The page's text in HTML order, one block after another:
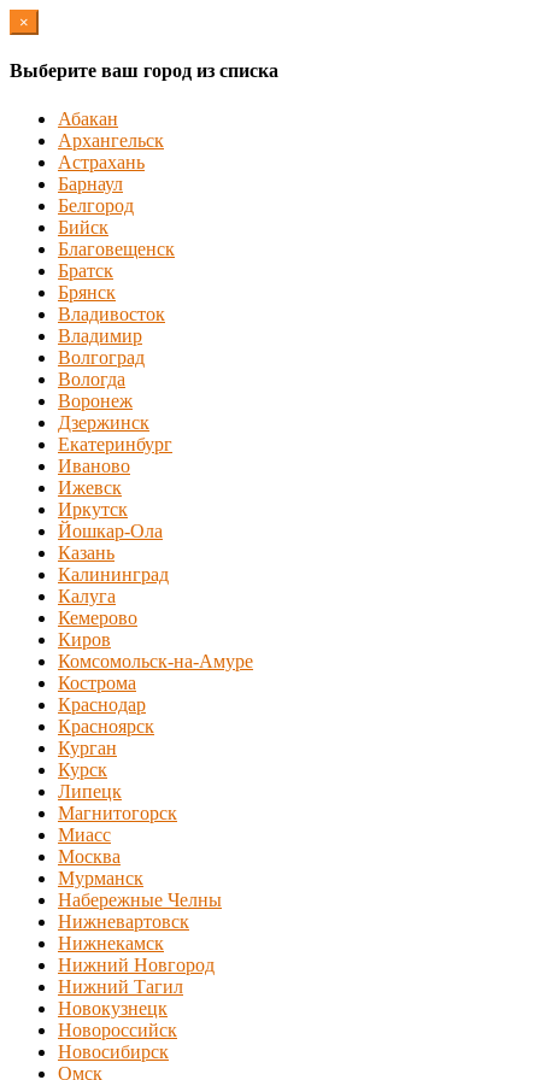
×
Выберите ваш город из списка
Абакан
Архангельск
Астрахань
Барнаул
Белгород
Бийск
Благовещенск
Братск
Брянск
Владивосток
Владимир
Волгоград
Вологда
Воронеж
Дзержинск
Екатеринбург
Иваново
Ижевск
Иркутск
Йошкар-Ола
Казань
Калининград
Калуга
Кемерово
Киров
Комсомольск-на-Амуре
Кострома
Краснодар
Красноярск
Курган
Курск
Липецк
Магнитогорск
Миасс
Москва
Мурманск
Набережные Челны
Нижневартовск
Нижнекамск
Нижний Новгород
Нижний Тагил
Новокузнецк
Новороссийск
Новосибирск
Омск